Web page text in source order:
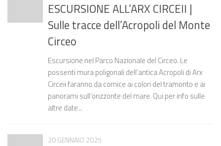
ESCURSIONE ALL’ARX CIRCEII |
Sulle tracce dell’Acropoli del Monte
Circeo
Escursione nel Parco Nazionale del Circeo. Le
possenti mura poligonali dell’antica Acropoli di Arx
Circeii faranno da cornice ai colori del tramonto e ai
panorami sull’orizzonte del mare. Qui per info sulle
altre date...
20 GENNAIO 2025